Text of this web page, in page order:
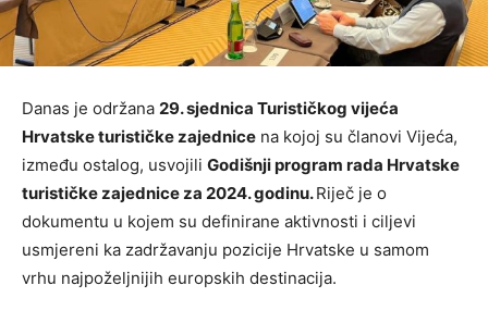
Danas je održana 29. sjednica Turističkog vijeća
Hrvatske turističke zajednice na kojoj su članovi Vijeća,
između ostalog, usvojili Godišnji program rada Hrvatske
turističke zajednice za 2024. godinu.Riječ je o
dokumentu u kojem su definirane aktivnosti i ciljevi
usmjereni ka zadržavanju pozicije Hrvatske u samom
vrhu najpoželjnijih europskih destinacija.